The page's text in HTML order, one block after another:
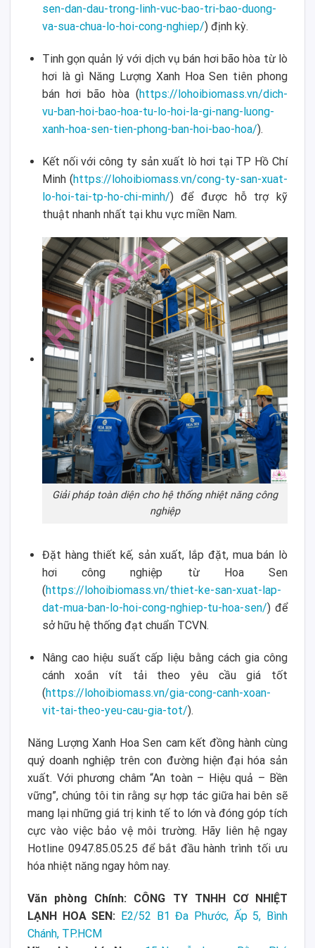
sen-dan-dau-trong-linh-vuc-bao-tri-bao-duong-
va-sua-chua-lo-hoi-cong-nghiep/) định kỳ.
Tinh gọn quản lý với dịch vụ bán hơi bão hòa từ lò
hơi là gì Năng Lượng Xanh Hoa Sen tiên phong
bán hơi bão hòa (https://lohoibiomass.vn/dich-
vu-ban-hoi-bao-hoa-tu-lo-hoi-la-gi-nang-luong-
xanh-hoa-sen-tien-phong-ban-hoi-bao-hoa/).
Kết nối với công ty sản xuất lò hơi tại TP Hồ Chí
Minh (https://lohoibiomass.vn/cong-ty-san-xuat-
lo-hoi-tai-tp-ho-chi-minh/) để được hỗ trợ kỹ
thuật nhanh nhất tại khu vực miền Nam.
Giải pháp toàn diện cho hệ thống nhiệt năng công
nghiệp
Đặt hàng thiết kế, sản xuất, lắp đặt, mua bán lò
hơi công nghiệp từ Hoa Sen
(https://lohoibiomass.vn/thiet-ke-san-xuat-lap-
dat-mua-ban-lo-hoi-cong-nghiep-tu-hoa-sen/) để
sở hữu hệ thống đạt chuẩn TCVN.
Nâng cao hiệu suất cấp liệu bằng cách gia công
cánh xoắn vít tải theo yêu cầu giá tốt
(https://lohoibiomass.vn/gia-cong-canh-xoan-
vit-tai-theo-yeu-cau-gia-tot/).
Năng Lượng Xanh Hoa Sen cam kết đồng hành cùng
quý doanh nghiệp trên con đường hiện đại hóa sản
xuất. Với phương châm “An toàn – Hiệu quả – Bền
vững”, chúng tôi tin rằng sự hợp tác giữa hai bên sẽ
mang lại những giá trị kinh tế to lớn và đóng góp tích
cực vào việc bảo vệ môi trường. Hãy liên hệ ngay
Hotline 0947.85.05.25 để bắt đầu hành trình tối ưu
hóa nhiệt năng ngay hôm nay.
Văn phòng Chính: CÔNG TY TNHH CƠ NHIỆT
LẠNH HOA SEN: E2/52 B1 Đa Phước, Ấp 5, Bình
Chánh, TP.HCM